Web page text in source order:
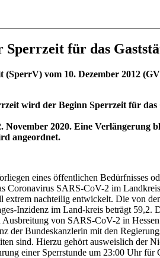
für das
vom 10. Dezember 2012
wird der Beginn Sperrzeit für
November 2020. Eine Verlängerung
angeordnet.
eines öffentlichen Bedürfnisses
Coronavirus SARS-CoV-2 im
nachteilig entwickelt. Die von
Inzidenz im Land-kreis beträgt
von SARS-CoV-2 in
der Bundeskanzlerin mit den
sind. Hierzu gehört ausweislich der
einer Sperrstunde um 23:00 Uhr